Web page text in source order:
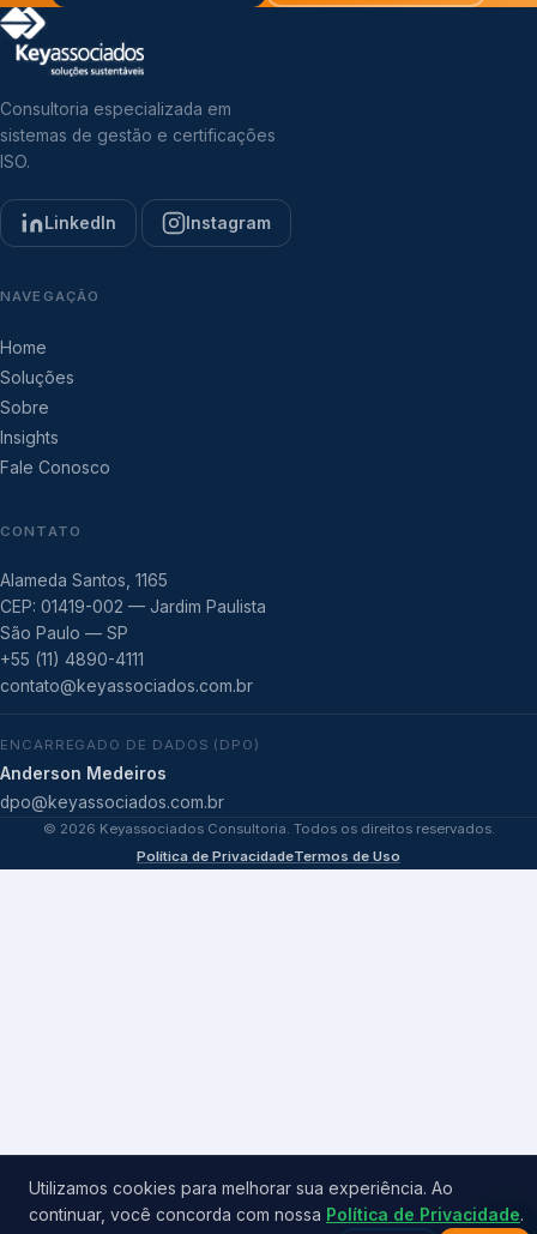
Consultoria especializada em
sistemas de gestão e certificações
ISO.
LinkedIn Instagram
NAVEGAÇÃO
Home
Soluções
Sobre
Insights
Fale Conosco
CONTATO
Alameda Santos, 1165
CEP: 01419-002 — Jardim Paulista
São Paulo — SP
+55 (11) 4890-4111
contato@keyassociados.com.br
ENCARREGADO DE DADOS (DPO)
Anderson Medeiros
dpo@keyassociados.com.br
© 2026 Keyassociados Consultoria. Todos os direitos reservados.
Política de PrivacidadeTermos de Uso
Utilizamos cookies para melhorar sua experiência. Ao
continuar, você concorda com nossa Política de Privacidade.